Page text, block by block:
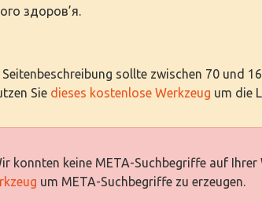
здоров’я.
sollte zwischen 70 und
Sie dieses kostenlose Werkzeug um die
konnten keine META-Suchbegriffe auf Ihrer
um META-Suchbegriffe zu erzeugen.